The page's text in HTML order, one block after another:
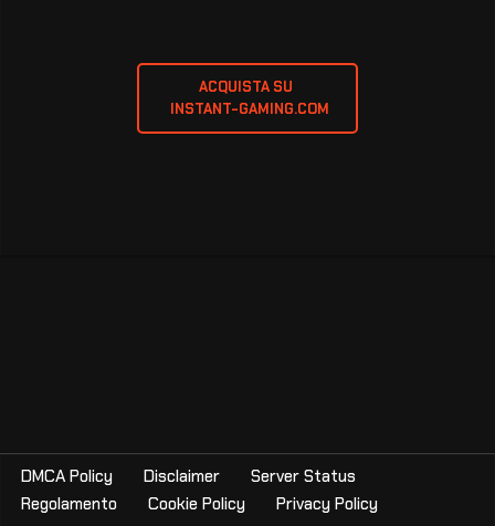
ACQUISTA SU
INSTANT-GAMING.COM
DMCA Policy Disclaimer
Server Status
Regolamento
Cookie Policy Privacy Policy